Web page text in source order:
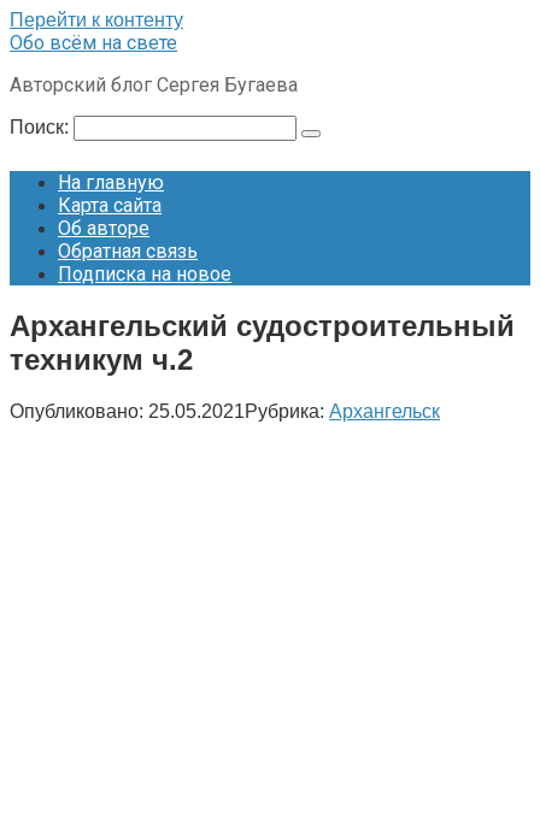
Перейти к контенту
Обо всём на свете
Авторский блог Сергея Бугаева
Поиск:
На главную
Карта сайта
Об авторе
Обратная связь
Подписка на новое
Архангельский судостроительный
техникум ч.2
Опубликовано: 25.05.2021Рубрика: Архангельск